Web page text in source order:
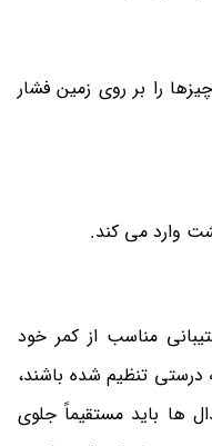
را بر روی زمین فشار
وارد می کند.
مناسب از کمر خود
درستی تنظیم شده باشند،
ها باید مستقیماً جلوی